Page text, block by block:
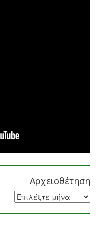
Αρχειοθέτηση
Αρχειοθέτηση